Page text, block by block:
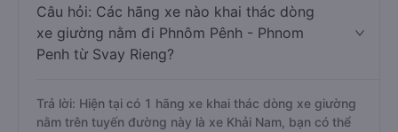
Câu hỏi: Các hãng xe nào khai thác dòng
xe giường nằm đi Phnôm Pênh - Phnom
Penh từ Svay Rieng?
Trả lời: Hiện tại có 1 hãng xe khai thác dòng xe giường
nằm trên tuyến đường này là xe Khải Nam, bạn có thể